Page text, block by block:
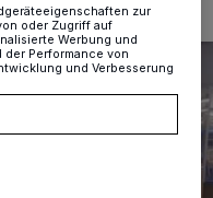
zur
oder Zugriff auf
Werbung und
der Performance von
und Verbesserung